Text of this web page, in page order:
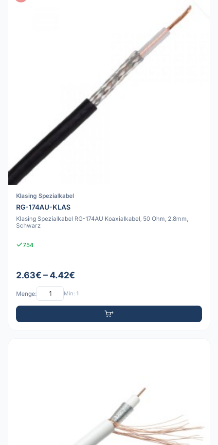
Klasing Spezialkabel
RG-174AU-KLAS
Klasing Spezialkabel RG-174AU Koaxialkabel, 50 Ohm, 2.8mm,
Schwarz
754
2.63€ – 4.42€
Menge: Min: 1